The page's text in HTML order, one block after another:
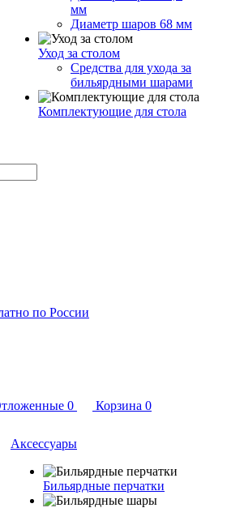
мм
Диаметр шаров 68 мм
Уход за столом
Средства для ухода за
бильярдными шарами
Комплектующие для стола
по России
0 Корзина 0
Аксессуары
Бильярдные перчатки